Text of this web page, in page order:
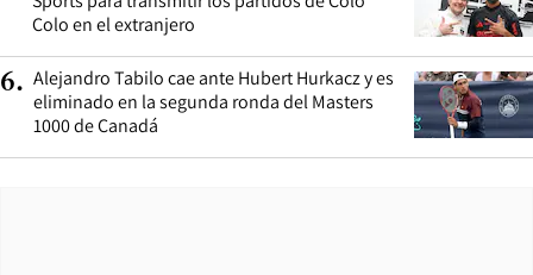
Colo en el extranjero
6. Alejandro Tabilo cae ante Hubert Hurkacz y es
eliminado en la segunda ronda del Masters
1000 de Canadá